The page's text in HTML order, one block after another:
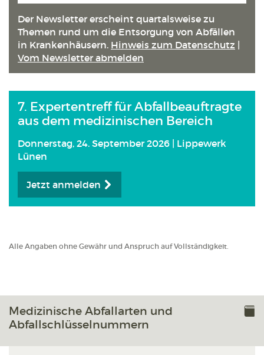
Der Newsletter erscheint quartals­weise zu
Themen rund um die Entsorgung von Abfällen
in Kranken­häusern. Hinweis zum Datenschutz
Vom Newsletter abmelden
7. Expertentreff für Abfallbeauftragte
aus dem medizinischen Bereich
Donnerstag, 24. September 2026 | Lippewerk
Lünen
Jetzt anmelden
Alle Angaben ohne Gewähr und Anspruch auf Vollständigkeit.
Medizinische Abfallarten und
Abfallschlüsselnummern